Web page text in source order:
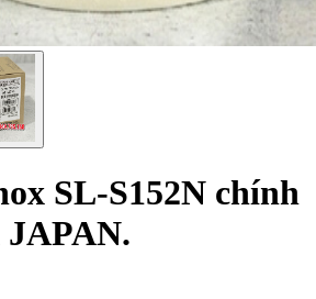
SL-S152N chính